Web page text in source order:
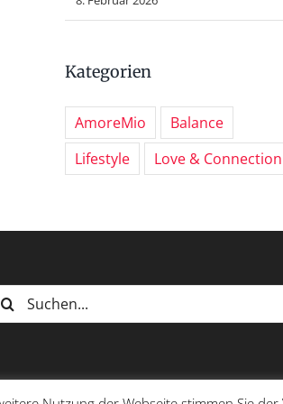
Kategorien
AmoreMio
Balance
Lifestyle
Love & Connection